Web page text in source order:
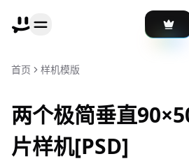
首页 样机模版
两个极简垂直
片样机[PSD]